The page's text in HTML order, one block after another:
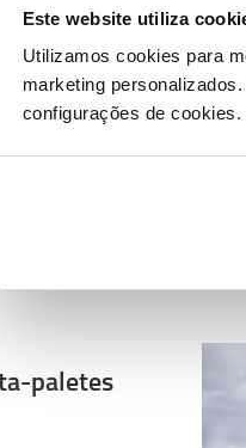
Este website utiliza
Utilizamos cookies para
marketing personalizados.
configurações de cookies.
escolher
porta
vantagens
paletes